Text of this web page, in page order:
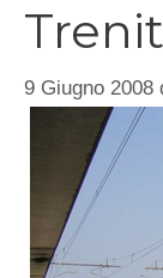
9 Giugno 2008